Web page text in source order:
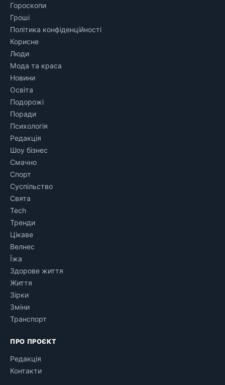
Гороскопи
Гроші
Політика конфіденційності
Корисне
Люди
Мода та краса
Новини
Освіта
Подорожі
Поради
Психологія
Редакція
Шоу бізнес
Смачно
Спорт
Суспільство
Свята
Tech
Тренди
Цікаве
Велнес
Їжа
Здорове життя
Життя
Зірки
Зміни
Транспорт
ПРО ПРОЄКТ
Редакція
Контакти